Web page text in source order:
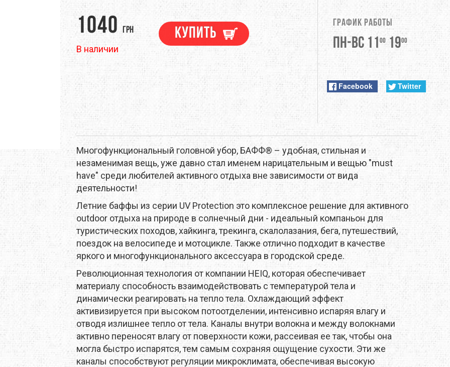
ПОХОДНАЯ ЕДА ТРЕККИНГОВЫЕ ПАЛКИ ФУРНИТУРА
DEEJO DEUTER DUNLOP
EVALINE EXOFFICIO
FIREBIRD FIRST ASCENT FITWELL
GSI OUTDOORS GEAR AID GERBER
HMR HOLDS HI-TEC
ICEBREAKER JAMES COOK JETBOIL
KONG
LANEX LEATHERMAN LEKI
LIGHT MY FIRE LORPEN LOWA
M-TOUR MSR MTDE
MCNETT MORA MOUNTAIN EQUIPMENT
NEW BALANCE NIKWAX ONLY HOT
PETZL PINGUIN PLAI
PROTEUS RAB RAIN STOP
SALEWA SALOMON SCARPA
График работы
Пн-Вс 11 00 1900
Facebook Twitter
1040 грн
В наличии
Купить
Многофункциональный головной убор, БАФФ® – удобная, стильная и
незаменимая вещь, уже давно стал именем нарицательным и вещью "must
have" среди любителей активного отдыха вне зависимости от вида
деятельности!
Летние баффы из серии UV Protection это комплексное решение для активного
outdoor отдыха на природе в солнечный дни - идеальный компаньон для
туристических походов, хайкинга, трекинга, скалолазания, бега, путешествий,
поездок на велосипеде и мотоцикле. Также отлично подходит в качестве
яркого и многофункционального аксессуара в городской среде.
Революционная технология от компании HEIQ, которая обеспечивает
материалу способность взаимодействовать с температурой тела и
динамически реагировать на тепло тела. Охлаждающий эффект
активизируется при высоком потоотделении, интенсивно испаряя влагу и
отводя излишнее тепло от тела. Каналы внутри волокна и между волокнами
активно переносят влагу от поверхности кожи, рассеивая ее так, чтобы она
могла быстро испарятся, тем самым сохраняя ощущение сухости. Эти же
каналы способствуют регуляции микроклимата, обеспечивая высокую